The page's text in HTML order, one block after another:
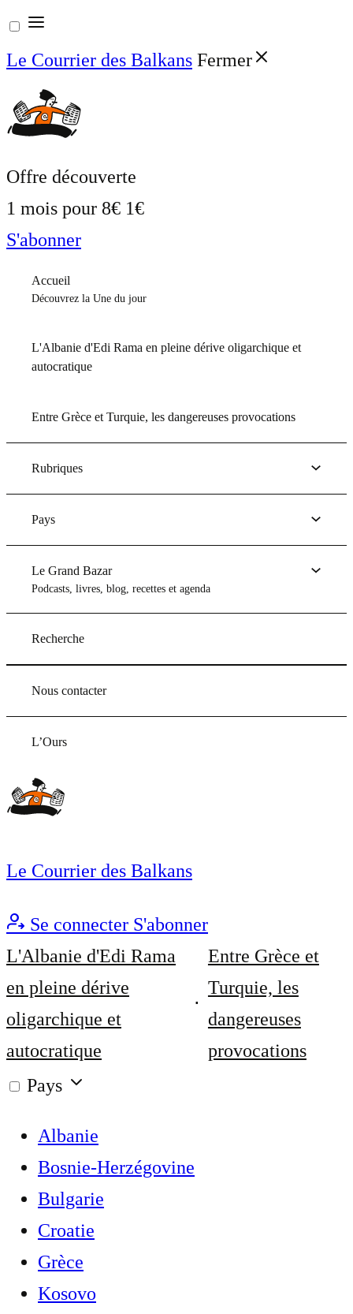
Aller
au
contenu
Le Courrier des Balkans Fermer
Offre découverte
1 mois pour 8€ 1€
S'abonner
Accueil
Découvrez la Une du jour
L'Albanie d'Edi Rama en pleine dérive oligarchique et
autocratique
Entre Grèce et Turquie, les dangereuses provocations
Rubriques
Pays
Le Grand Bazar
Podcasts, livres, blog, recettes et agenda
Recherche
Nous contacter
L’Ours
Le Courrier des Balkans
Se connecter S'abonner
L'Albanie d'Edi Rama
en pleine dérive
oligarchique et
autocratique
Entre Grèce et
Turquie, les
dangereuses
provocations
Pays
Albanie
Bosnie-Herzégovine
Bulgarie
Croatie
Grèce
Kosovo